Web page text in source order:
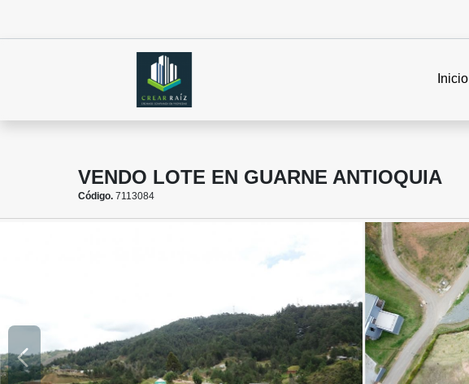
Inicio
VENDO LOTE EN GUARNE ANTIOQUIA
Código. 7113084